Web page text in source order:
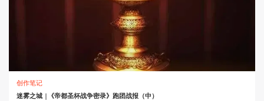
创作笔记
迷雾之城 |《帝都圣杯战争密录》跑团战报（中）